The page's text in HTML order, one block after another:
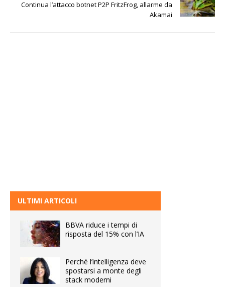
Continua l’attacco botnet P2P FritzFrog, allarme da
Akamai
ULTIMI ARTICOLI
BBVA riduce i tempi di
risposta del 15% con l’IA
Perché l’intelligenza deve
spostarsi a monte degli
stack moderni